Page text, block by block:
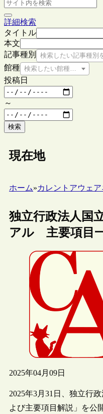
詳細検索
タイトル
本文
記事種別
検索したい記事種別
館種 検索したい館種を選択して
投稿日
～
検索
現在地
ホーム»カレントアウェ
独立行政法人国
アル 主要項目
2025年04月09日
2025年3月31日、独立行
よび主要項目解説」を公